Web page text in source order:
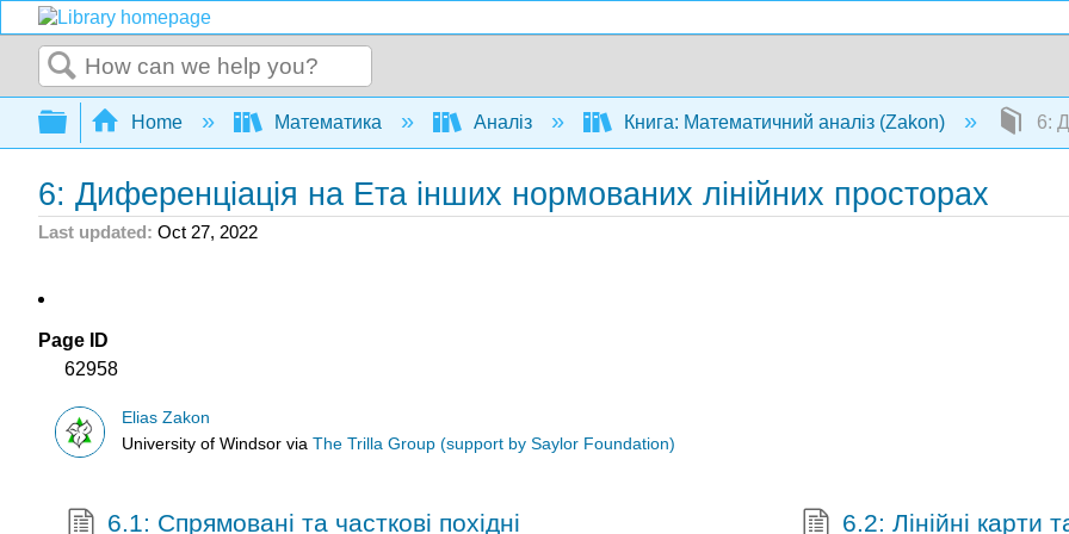
Search
Expand/collapse global hierarchy
Home Математика Аналіз Книга: Математичний аналіз (Zakon) 6:
6: Диференціація на Eта інших нормованих лінійних просторах
Last updated Oct 27, 2022
Page ID
62958
Elias Zakon
University of Windsorvia The Trilla Group (support by Saylor Foundation)
6.1: Спрямовані та часткові похідні 6.2: Лінійні карти